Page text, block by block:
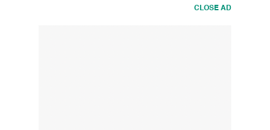
CLOSE AD